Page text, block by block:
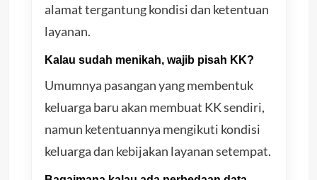
alamat tergantung kondisi dan ketentuan
layanan.
Kalau sudah menikah, wajib pisah KK?
Umumnya pasangan yang membentuk
keluarga baru akan membuat KK sendiri,
namun ketentuannya mengikuti kondisi
keluarga dan kebijakan layanan setempat.